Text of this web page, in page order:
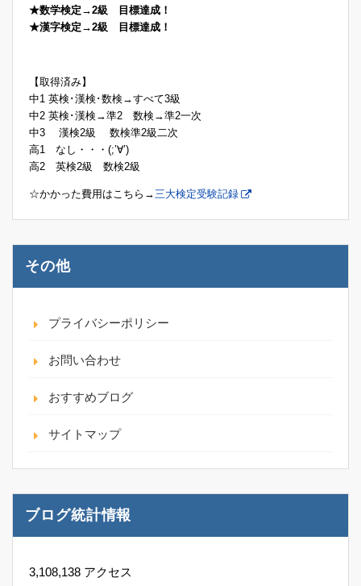
★数学検定→2級 目標達成！
★漢字検定→2級 目標達成！
【取得済み】
中1 英検･漢検･数検→すべて3級
中2 英検･漢検→準2 数検→準2一次
中3 漢検2級 数検準2級二次
高1 なし・・・(;’∀’)
高2 英検2級 数検2級
☆かかった費用はこちら→ 三大検定受験記録
その他
プライバシーポリシー
お問い合わせ
おすすめブログ
サイトマップ
ブログ統計情報
3,108,138 アクセス